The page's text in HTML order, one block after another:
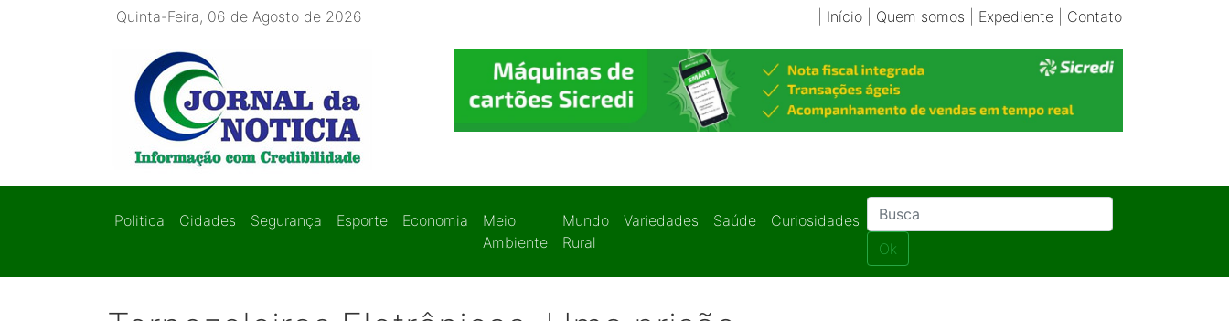
Quinta-Feira, 06 de Agosto de 2026 Início| Quem somos Expediente| Contato
Politica Cidades Segurança Esporte Economia
Meio
Ambiente
Mundo
Rural
Variedades Saúde
Curiosidades
Ok